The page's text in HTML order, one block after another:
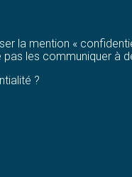
la mention «
les communiquer à
?